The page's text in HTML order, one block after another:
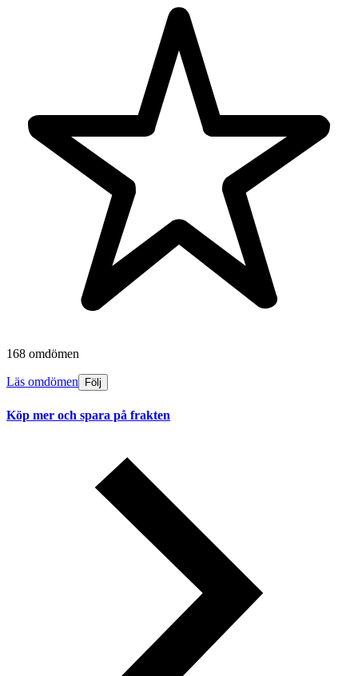
168 omdömen
Läs omdömen Följ
Köp mer och spara på frakten